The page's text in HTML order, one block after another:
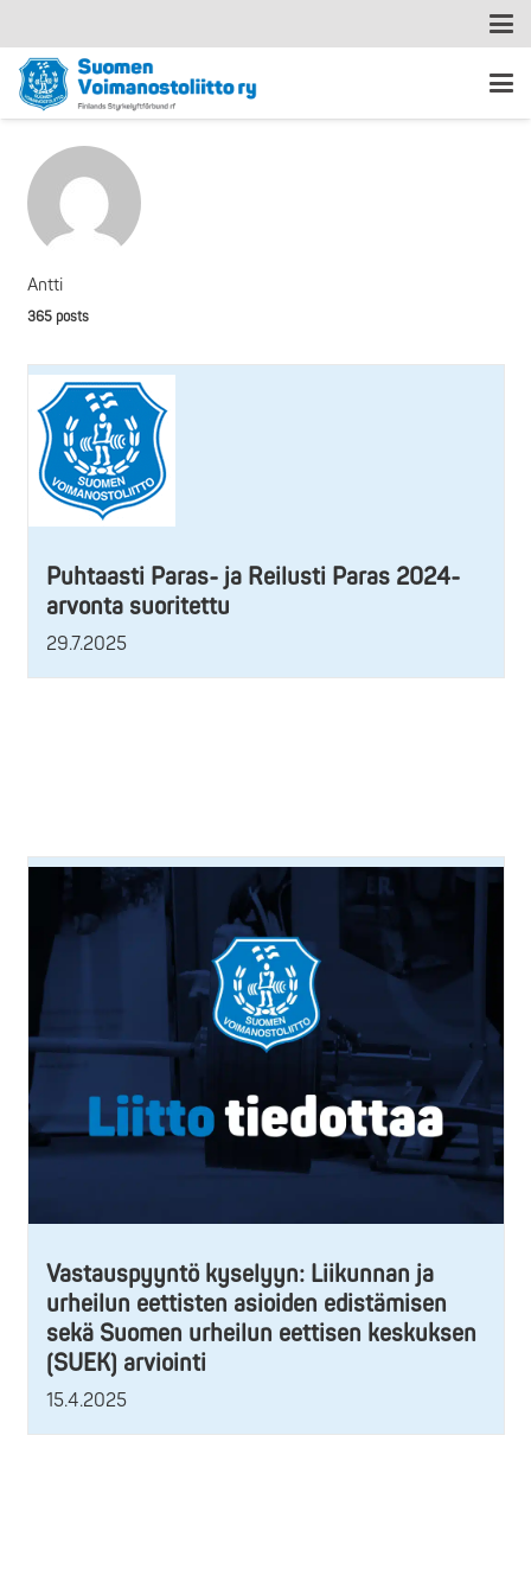
Antti
365 posts
Puhtaasti Paras- ja Reilusti Paras 2024-
arvonta suoritettu
29.7.2025
Vastauspyyntö kyselyyn: Liikunnan ja
urheilun eettisten asioiden edistämisen
sekä Suomen urheilun eettisen keskuksen
(SUEK) arviointi
15.4.2025